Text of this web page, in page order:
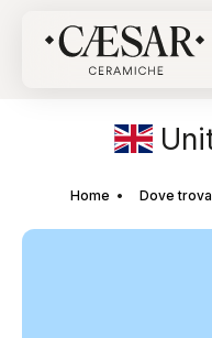
Home Dove